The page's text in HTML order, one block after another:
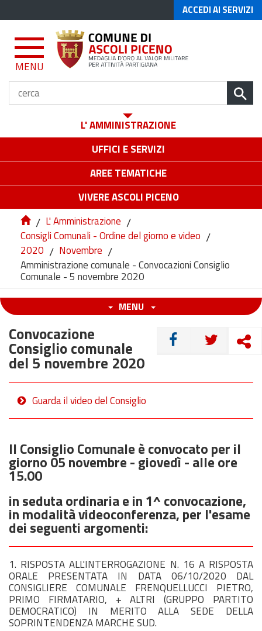
ACCEDI AI SERVIZI
MENU
L' AMMINISTRAZIONE
UFFICI E SERVIZI
AREE TEMATICHE
VIVERE ASCOLI PICENO
/ L' Amministrazione /
Consigli Comunali - Ordine del giorno e video /
2020 / Novembre /
Amministrazione comunale - Convocazioni Consiglio
Comunale - 5 novembre 2020
MENU
CONDIVIDI
Convocazione
Consiglio comunale
del 5 novembre 2020
Guarda il video del Consiglio
Il Consiglio Comunale è convocato per il
giorno 05 novembre - giovedì - alle ore
15.00
in seduta ordinaria e in 1^ convocazione,
in modalità videoconferenza, per l'esame
dei seguenti argomenti:
1. RISPOSTA ALL'INTERROGAZIONE N. 16 A RISPOSTA
ORALE PRESENTATA IN DATA 06/10/2020 DAL
CONSIGLIERE COMUNALE FRENQUELLUCCI PIETRO,
PRIMO FIRMATARIO, + ALTRI (GRUPPO PARTITO
DEMOCRATICO) IN MERITO ALLA SEDE DELLA
SOPRINTENDENZA MARCHE SUD.